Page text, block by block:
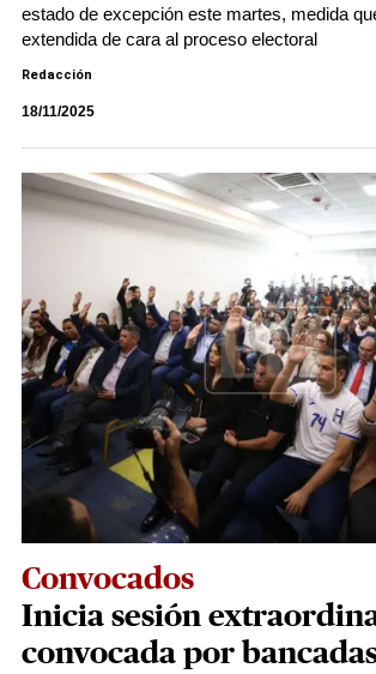
estado de excepción este martes, medida
extendida de cara al proceso electoral
Redacción
18/11/2025
Convocados
Inicia sesión
convocada por